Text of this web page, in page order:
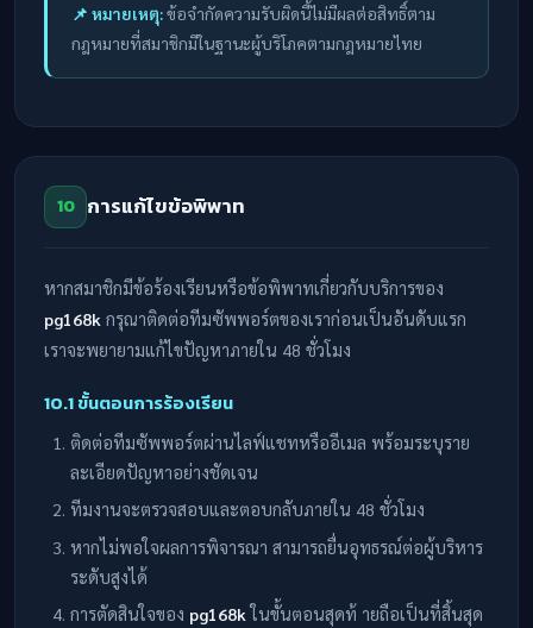
📌 หมายเหตุ:ข้อจำกัดความรับผิดนี้ไม่มีผลต่อสิทธิ์ตาม
กฎหมายที่สมาชิกมีในฐานะผู้บริโภคตามกฎหมายไทย
10 การแก้ไขข้อพิพาท
หากสมาชิกมีข้อร้องเรียนหรือข้อพิพาทเกี่ยวกับบริการของ
pg168k กรุณาติดต่อทีมซัพพอร์ตของเราก่อนเป็นอันดับแรก
เราจะพยายามแก้ไขปัญหาภายใน 48 ชั่วโมง
10.1 ขั้นตอนการร้องเรียน
ติดต่อทีมซัพพอร์ตผ่านไลฟ์แชทหรืออีเมล พร้อมระบุราย
ละเอียดปัญหาอย่างชัดเจน
ทีมงานจะตรวจสอบและตอบกลับภายใน 48 ชั่วโมง
หากไม่พอใจผลการพิจารณา สามารถยื่นอุทธรณ์ต่อผู้บริหาร
ระดับสูงได้
การตัดสินใจของ pg168k ในขั้นตอนสุดท้ ายถือเป็นที่สิ้นสุด